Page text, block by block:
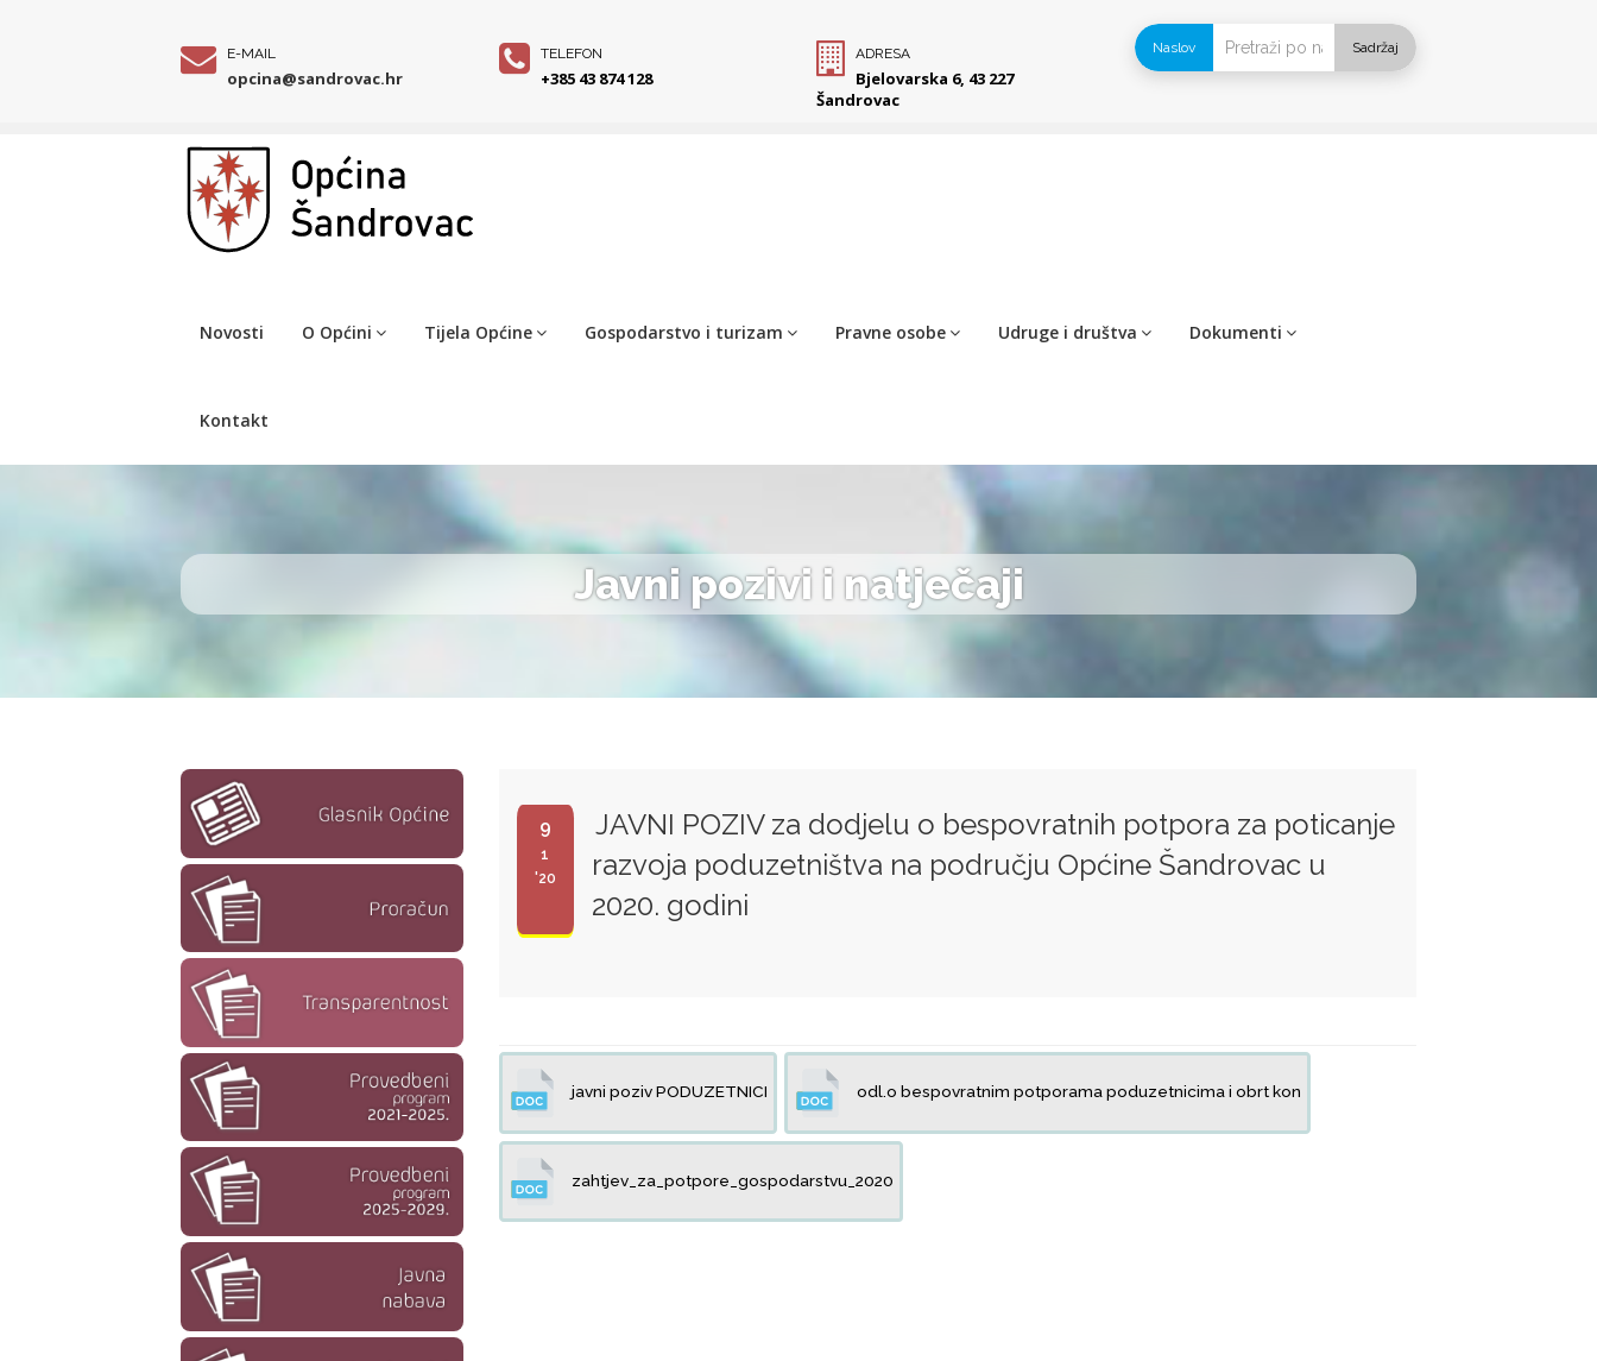
E-MAIL
opcina@sandrovac.hr
TELEFON
+385 43 874 128
ADRESA
Bjelovarska 6, 43 227
Šandrovac
Naslov Sadržaj
Novosti O Općini Tijela Općine Gospodarstvo i turizam Pravne osobe Udruge i društva Dokumenti
Kontakt
Javni pozivi i natječaji
9
1
'20
JAVNI POZIV za dodjelu o bespovratnih potpora za poticanje
razvoja poduzetništva na području Općine Šandrovac u
2020. godini
javni poziv PODUZETNICI odl.o bespovratnim potporama poduzetnicima i obrt kon
zahtjev_za_potpore_gospodarstvu_2020